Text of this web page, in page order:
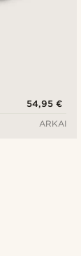
54,95 €
ARKAI